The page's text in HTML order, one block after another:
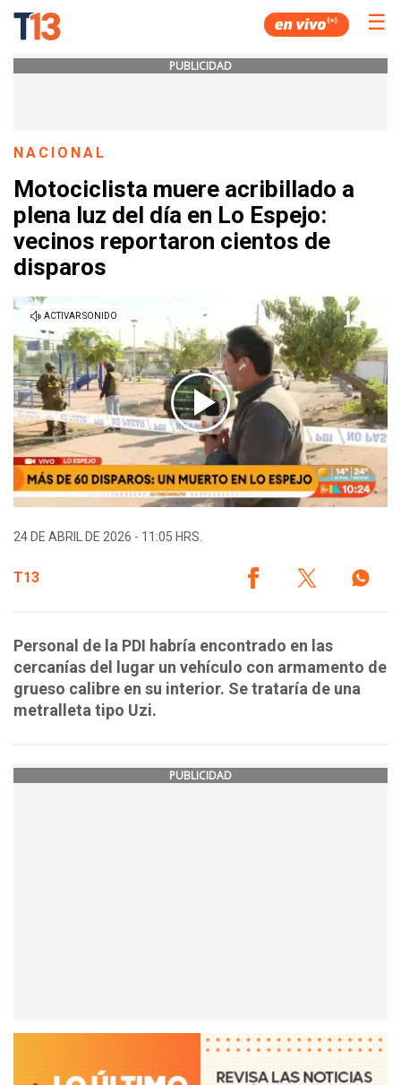
☰
PUBLICIDAD
NACIONAL
Motociclista muere acribillado a
plena luz del día en Lo Espejo:
vecinos reportaron cientos de
disparos
24 DE ABRIL DE 2026 - 11:05 HRS.
T13
Personal de la PDI habría encontrado en las
cercanías del lugar un vehículo con armamento de
grueso calibre en su interior. Se trataría de una
metralleta tipo Uzi.
PUBLICIDAD